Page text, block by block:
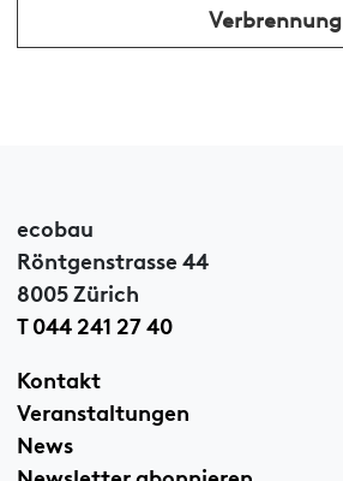
Verbrennung
ecobau
Röntgenstrasse 44
8005 Zürich
T 044 241 27 40
Kontakt
Veranstaltungen
News
Newsletter abonnieren